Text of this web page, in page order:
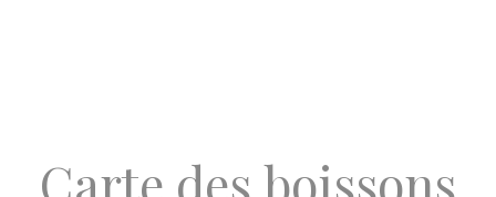
Carte des boissons